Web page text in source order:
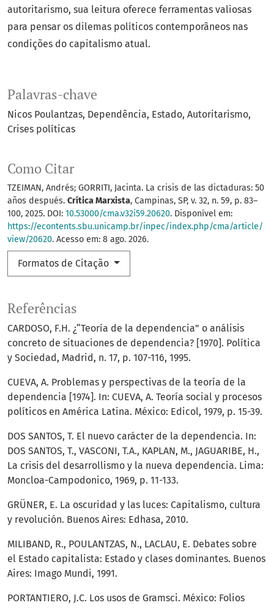
Palavras-chave
Nicos Poulantzas Dependência Estado Autoritarismo
Crises políticas
Como Citar
TZEIMAN, Andrés; GORRITI, Jacinta. La crisis de las dictaduras: 50
años después. Crítica Marxista, Campinas, SP, v. 32, n. 59, p. 83–
100, 2025. DOI: 10.53000/cma.v32i59.20620. Disponível em:
https://econtents.sbu.unicamp.br/inpec/index.php/cma/article/
view/20620. Acesso em: 8 ago. 2026.
Formatos de Citação
autoritarismo, sua leitura oferece ferramentas valiosas
para pensar os dilemas políticos contemporâneos nas
condições do capitalismo atual.
Referências
CARDOSO, F.H. ¿“Teoría de la dependencia” o análisis
concreto de situaciones de dependencia? [1970]. Política
y Sociedad, Madrid, n. 17, p. 107-116, 1995.
CUEVA, A. Problemas y perspectivas de la teoría de la
dependencia [1974]. In: CUEVA, A. Teoría social y procesos
políticos en América Latina. México: Edicol, 1979, p. 15-39.
DOS SANTOS, T. El nuevo carácter de la dependencia. In:
DOS SANTOS, T., VASCONI, T.A., KAPLAN, M., JAGUARIBE, H.,
La crisis del desarrollismo y la nueva dependencia. Lima:
Moncloa-Campodonico, 1969, p. 11-133.
GRÜNER, E. La oscuridad y las luces: Capitalismo, cultura
y revolución. Buenos Aires: Edhasa, 2010.
MILIBAND, R., POULANTZAS, N., LACLAU, E. Debates sobre
el Estado capitalista: Estado y clases dominantes. Buenos
Aires: Imago Mundi, 1991.
PORTANTIERO, J.C. Los usos de Gramsci. México: Folios